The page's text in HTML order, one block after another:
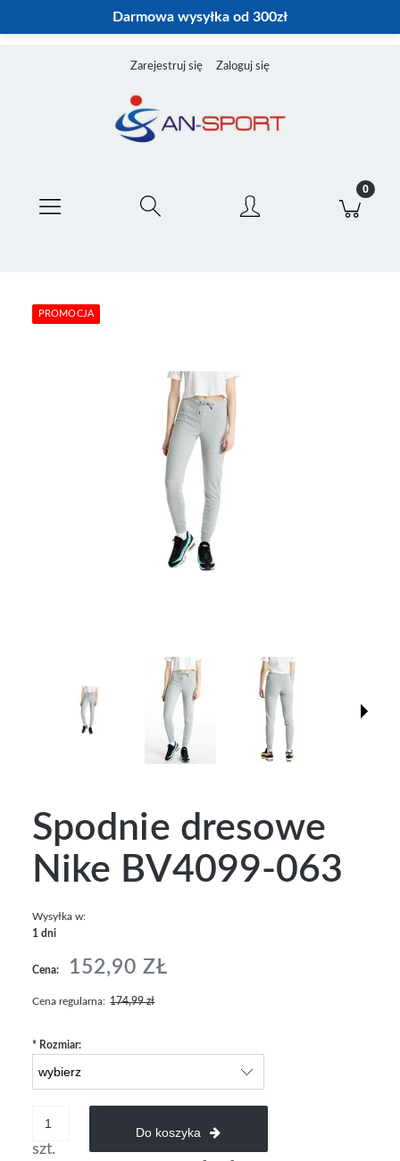
Darmowa wysyłka od 300zł
Zarejestruj się Zaloguj się
PROMOCJA
Spodnie dresowe
Nike BV4099-063
Wysyłka w:
1 dni
Cena: 152,90 ZŁ
Cena regularna: 174,99 zł
* Rozmiar:
szt.
Do koszyka